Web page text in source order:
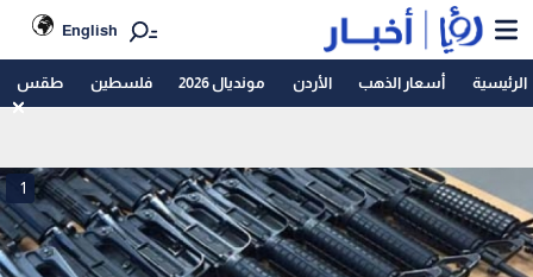
English
الرئيسية أسعار الذهب الأردن مونديال 2026 فلسطين طقس
1